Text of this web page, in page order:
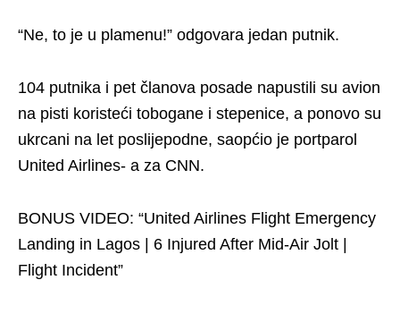
“Ne, to je u plamenu!” odgovara jedan putnik.
104 putnika i pet članova posade napustili su avion
na pisti koristeći tobogane i stepenice, a ponovo su
ukrcani na let poslijepodne, saopćio je portparol
United Airlines- a za CNN.
BONUS VIDEO: “United Airlines Flight Emergency
Landing in Lagos | 6 Injured After Mid-Air Jolt |
Flight Incident”